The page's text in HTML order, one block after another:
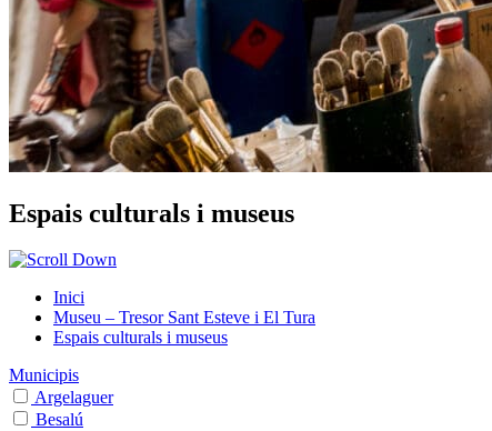
Espais culturals i museus
Inici
Museu – Tresor Sant Esteve i El Tura
Espais culturals i museus
Municipis
Argelaguer
Besalú